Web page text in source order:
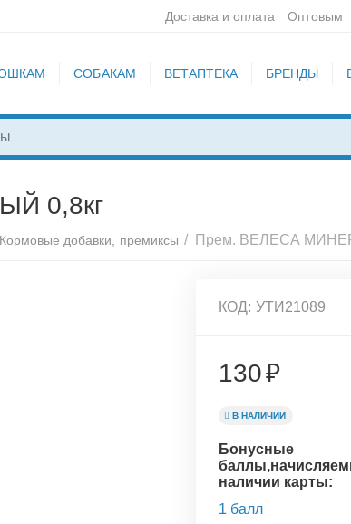
Доставка и оплата Оптовым
СОБАКАМ ВЕТАПТЕКА БРЕНДЫ
0,8кг
Кормовые добавки, премиксы / Прем. ВЕЛЕСА
КОД: УТИ21089
130₽
В НАЛИЧИИ
Бонусные
наличии карты:
1 балл